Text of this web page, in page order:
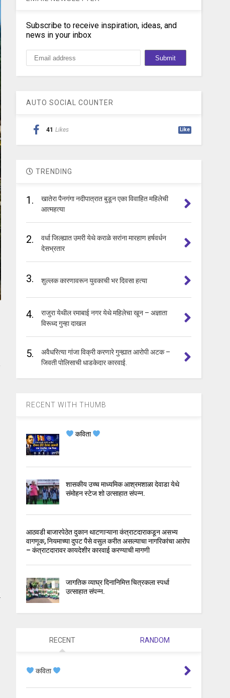
Subscribe to receive inspiration, ideas, and
news in your inbox
AUTO SOCIAL COUNTER
41 Likes Like
TRENDING
1.
खातेरा पैनगंगा नदीपात्रात बुडून एका विवाहित महिलेची
आत्महत्या
2.
वर्धा जिल्ह्यात उमरी येथे कराळे सरांना मारहाण हर्षवर्धन
देसभ्रतार
3. शुल्लक कारणावरून युवकाची भर दिवसा हत्या
4.
राजुरा येथील रमाबाई नगर येथे महिलेचा खून – अज्ञाता
विरूध्द गुन्हा दाखल
5.
अवैधरित्या गांजा विक्री करणारे गुन्ह्यात आरोपी अटक –
जिवती पोलिसाची धाडकेदार कारवाई.
RECENT WITH THUMB
कविता
शासकीय उच्च माध्यमिक आश्रमशाळा देवाडा येथे
संमोहन स्टेज शो उत्साहात संपन्न.
आठवडी बाजारपेठेत दुकान थाटणाऱ्याना कंत्राटदाराकडून असभ्य
वागणूक, नियमाच्या दुपट पैसे वसुल करीत असल्याचा नागरिकांचा आरोप
– कंत्राटदारावर कायदेशीर कारवाई करण्याची मागणी
जागतिक व्याघ्र दिनानिमित्त चित्रकला स्पर्धा
उत्साहात संपन्न.
RECENT RANDOM
कविता